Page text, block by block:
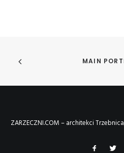
MAIN
ZARZECZNI.COM – architekci